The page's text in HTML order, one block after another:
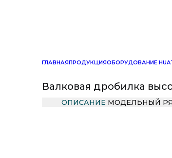
ГЛАВНАЯПРОДУКЦИЯОБОРУДОВАНИЕ
Валковая дробилка
ОПИСАНИЕ МОДЕЛЬНЫЙ